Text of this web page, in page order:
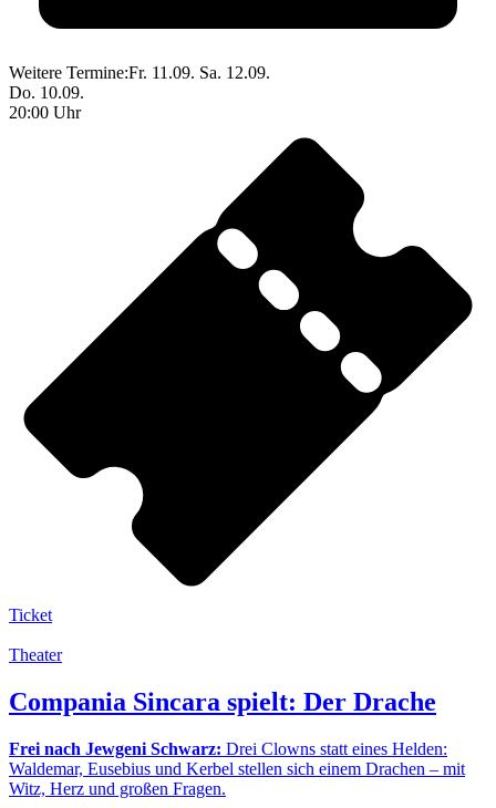
Weitere Termine:Fr. 11.09. Sa. 12.09.
Do. 10.09.
20:00 Uhr
Ticket
Theater
Compania Sincara spielt: Der Drache
Frei nach Jewgeni Schwarz: Drei Clowns statt eines Helden:
Waldemar, Eusebius und Kerbel stellen sich einem Drachen – mit
Witz, Herz und großen Fragen.